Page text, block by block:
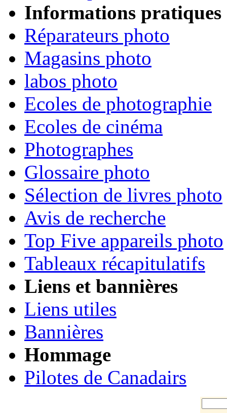
Informations pratiques
Réparateurs photo
Magasins photo
labos photo
Ecoles de photographie
Ecoles de cinéma
Photographes
Glossaire photo
Sélection de livres photo
Avis de recherche
Top Five appareils photo
Tableaux récapitulatifs
Liens et bannières
Liens utiles
Bannières
Hommage
Pilotes de Canadairs